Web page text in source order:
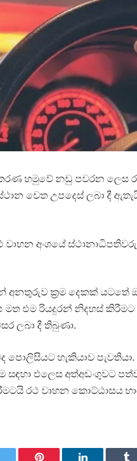
හමුවේ නඩු පවරන ලෙස
වෙත උපදෙස් ලබා දී
අංශයේ
අනතුරුව ක්‍රම දෙකක් යටතේ
එම රියදුරන් නිදහස්
ලබා දී තිබුණා.
පොලිසියට හැකියාව
එලෙස අත්අඩංගුවට
රථ වාහන කොට්ඨාසය